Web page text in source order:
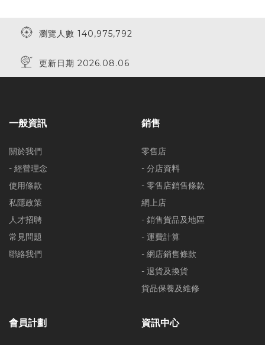
瀏覽人數 140,975,792
更新日期 2026.08.06
一般資訊
關於我們
- 經營理念
使用條款
私隱政策
人才招聘
常見問題
聯絡我們
銷售
零售店
- 分店資料
- 零售店銷售條款
網上店
- 銷售貨品及地區
- 運費計算
- 網店銷售條款
- 退貨及換貨
貨品保養及維修
會員計劃 資訊中心